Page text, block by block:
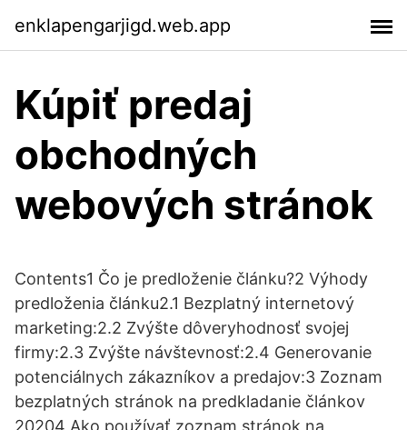
enklapengarjigd.web.app
Kúpiť predaj
obchodných
webových stránok
Contents1 Čo je predloženie článku?2 Výhody
predloženia článku2.1 Bezplatný internetový
marketing:2.2 Zvýšte dôveryhodnosť svojej
firmy:2.3 Zvýšte návštevnosť:2.4 Generovanie
potenciálnych zákazníkov a predajov:3 Zoznam
bezplatných stránok na predkladanie článkov
20204 Ako používať zoznam stránok na